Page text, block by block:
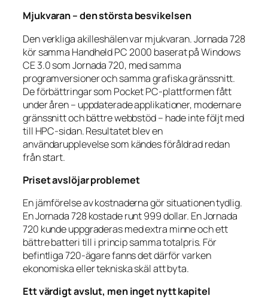
Mjukvaran – den största besvikelsen
Den verkliga akilleshälen var mjukvaran. Jornada 728
kör samma Handheld PC 2000 baserat på Windows
CE 3.0 som Jornada 720, med samma
programversioner och samma grafiska gränssnitt.
De förbättringar som Pocket PC-plattformen fått
under åren – uppdaterade applikationer, modernare
gränssnitt och bättre webbstöd – hade inte följt med
till HPC-sidan. Resultatet blev en
användarupplevelse som kändes föråldrad redan
från start.
Priset avslöjar problemet
En jämförelse av kostnaderna gör situationen tydlig.
En Jornada 728 kostade runt 999 dollar. En Jornada
720 kunde uppgraderas med extra minne och ett
bättre batteri till i princip samma totalpris. För
befintliga 720-ägare fanns det därför varken
ekonomiska eller tekniska skäl att byta.
Ett värdigt avslut, men inget nytt kapitel